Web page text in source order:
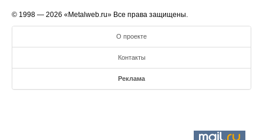
© 1998 — 2026 «Metalweb.ru» Все права защищены.
О проекте
Контакты
Реклама